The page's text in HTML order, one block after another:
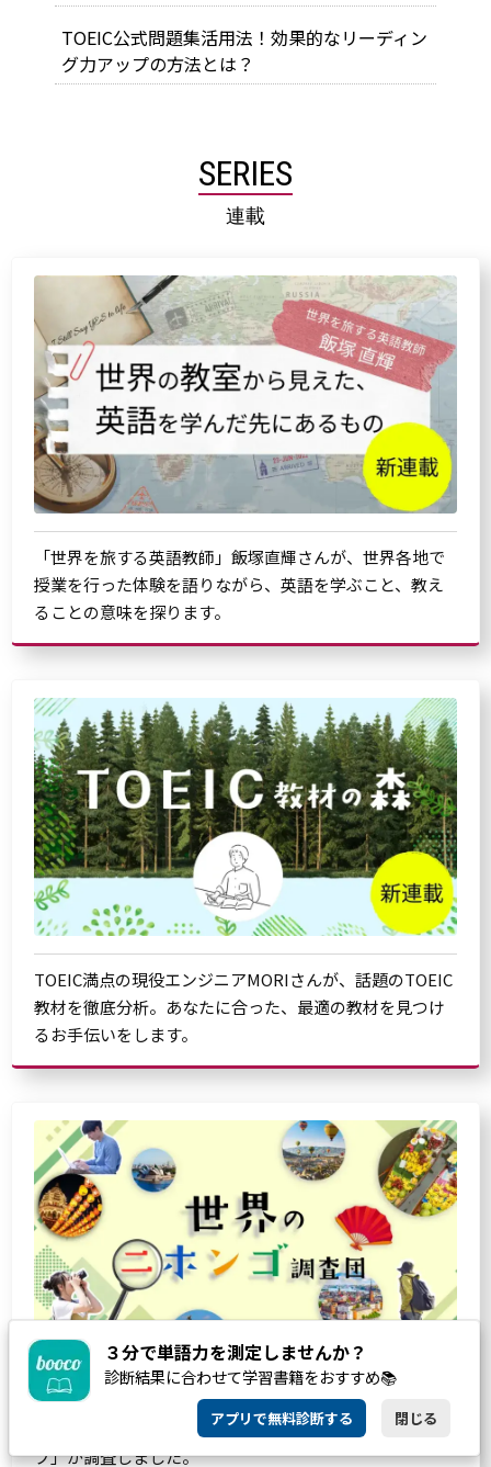
TOEIC公式問題集活用法！効果的なリーディン
グ力アップの方法とは？
SERIES
連載
「世界を旅する英語教師」飯塚直輝さんが、世界各地で
授業を行った体験を語りながら、英語を学ぶこと、教え
ることの意味を探ります。
TOEIC満点の現役エンジニアMORIさんが、話題のTOEIC
教材を徹底分析。あなたに合った、最適の教材を見つけ
るお手伝いをします。
世界で使われている日本語を、世界80カ国以上の現地在
住日本人ライターやカメラマンの集団「海外書き人クラ
ブ」が調査しました。
３分で単語力を測定しませんか？
診断結果に合わせて学習書籍をおすすめ📚
アプリで無料診断する 閉じる